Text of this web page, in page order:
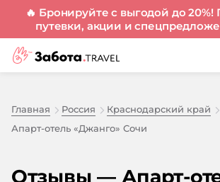
🔥 Бронируйте с выгодой до 20%!
путевки, акции и
Главная Россия Краснодарский край
Апарт-отель «Джанго» Сочи
Отзывы — Апарт-